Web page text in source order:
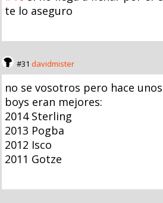
te lo aseguro
#31 davidmister
no se vosotros pero hace
boys eran mejores:
2014 Sterling
2013 Pogba
2012 Isco
2011 Gotze